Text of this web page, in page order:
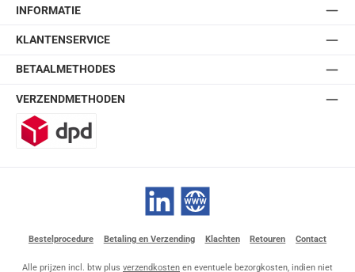
INFORMATIE
KLANTENSERVICE
BETAALMETHODES
VERZENDMETHODEN
LinkedIn Website
Bestelprocedure Betaling en Verzending Klachten Retouren Contact
Alle prijzen incl. btw plus verzendkosten en eventuele bezorgkosten, indien niet